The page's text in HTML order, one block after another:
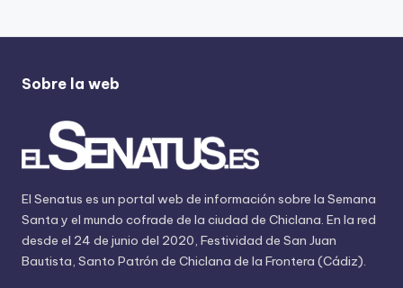
Sobre la web
El Senatus es un portal web de información sobre la Semana
Santa y el mundo cofrade de la ciudad de Chiclana. En la red
desde el 24 de junio del 2020, Festividad de San Juan
Bautista, Santo Patrón de Chiclana de la Frontera (Cádiz).